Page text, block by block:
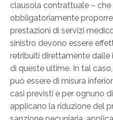
clausola contrattuale –
obbligatoriamente
prestazioni di servizi
sinistro devono essere
retribuiti direttamente dalle
di queste ultime. In tal
può essere di misura
casi previsti e per ognuno
applicano la riduzione del